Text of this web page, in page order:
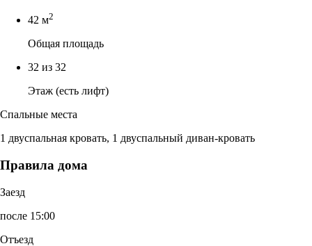
42 м2
Общая площадь
32 из 32
Этаж (есть лифт)
Спальные места
1 двуспальная кровать, 1 двуспальный диван-кровать
Правила дома
Заезд
после 15:00
Отъезд